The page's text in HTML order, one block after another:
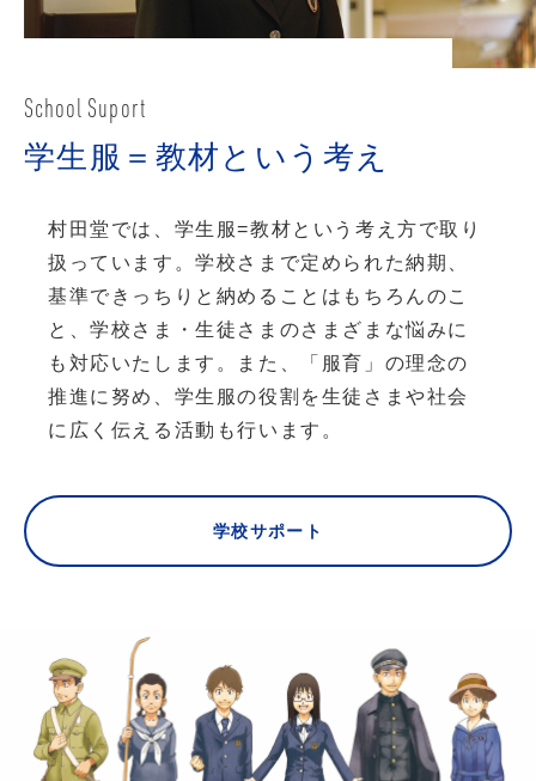
School Suport
学生服＝教材という考え
村田堂では、学生服=教材という考え方で取り
扱っています。学校さまで定められた納期、
基準できっちりと納めることはもちろんのこ
と、学校さま・生徒さまのさまざまな悩みに
も対応いたします。
また、「服育」の理念の
推進に努め、 学生服の役割を生徒さまや社会
に広く伝える活動も行います。
学校サポート